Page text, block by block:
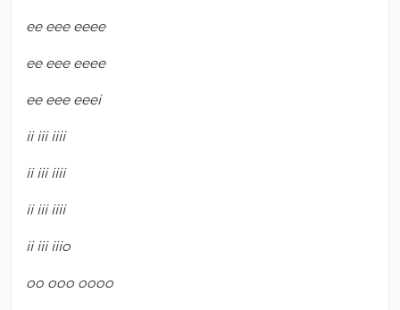
ee eee eeee
ee eee eeee
ee eee eeei
ii iii iiii
ii iii iiii
ii iii iiii
ii iii iiio
oo ooo oooo